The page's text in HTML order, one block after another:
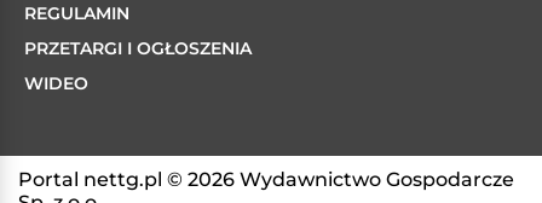
REGULAMIN
PRZETARGI I OGŁOSZENIA
WIDEO
Portal nettg.pl © 2026 Wydawnictwo Gospodarcze